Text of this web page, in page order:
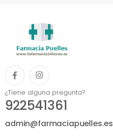
¿Tiene alguna pregunta?
922541361
admin@farmaciapuelles.es